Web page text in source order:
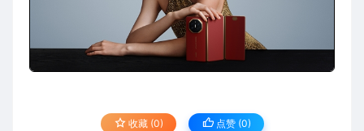
收藏 (0) 点赞 (0)